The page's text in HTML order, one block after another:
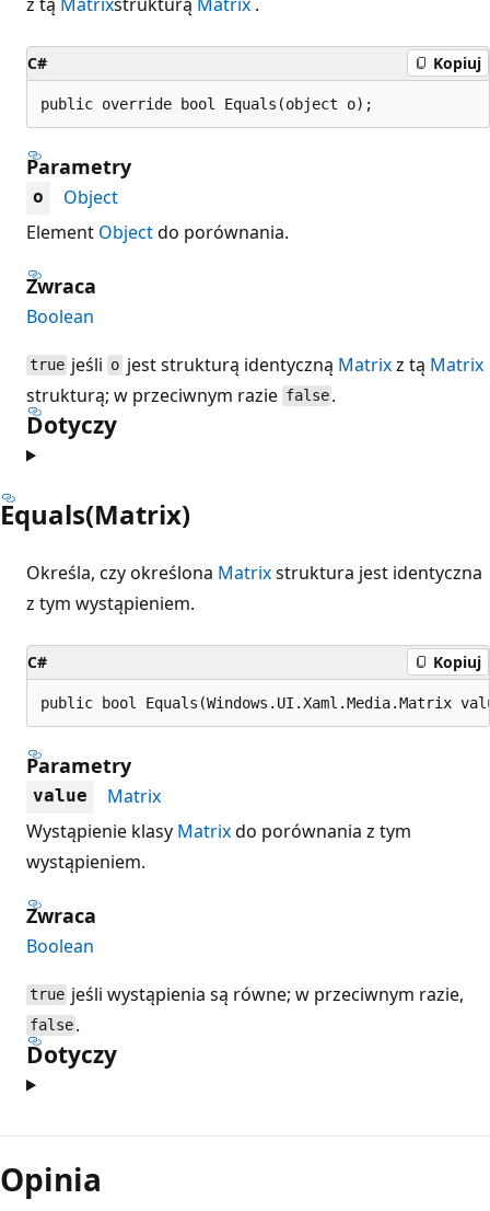
C# Kopiuj
public override bool Equals(object o);
Parametry
o
Object
Element Objectdo porównania.
Zwraca
Boolean
true jeśli ojest strukturą identyczną Matrixz tą Matrix
strukturą; w przeciwnym razie false .
Dotyczy
Equals(Matrix)
Określa, czy określona Matrixstruktura jest identyczna
z tym wystąpieniem.
C# Kopiuj
public bool Equals(Windows.UI.Xaml.Media.Matrix
Parametry
value
Matrix
Wystąpienie klasy Matrixdo porównania z tym
wystąpieniem.
Zwraca
Boolean
true jeśli wystąpienia są równe; w przeciwnym razie,
false .
Dotyczy
Tryb
odczytu
wyłączony
Opinia